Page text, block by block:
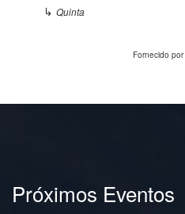
↳ Quinta
Fornecido por
Próximos Eventos
AnoMês